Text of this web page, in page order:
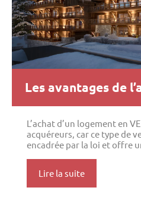
Les avantages de
L’achat d’un logement en
acquéreurs, car ce type de
encadrée par la loi et offre
Lire la suite